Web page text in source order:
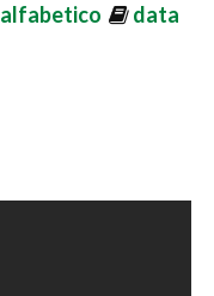
alfabetico data